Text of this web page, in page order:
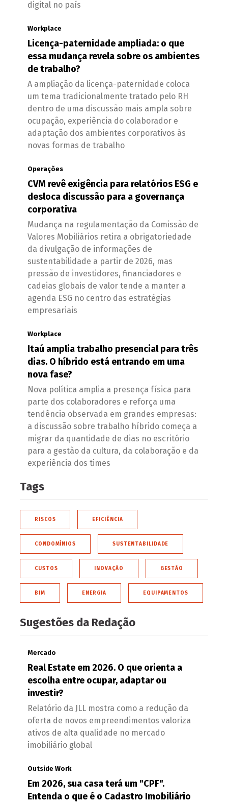
digital no país
Workplace
Licença-paternidade ampliada: o que
essa mudança revela sobre os ambientes
de trabalho?
A ampliação da licença-paternidade coloca
um tema tradicionalmente tratado pelo RH
dentro de uma discussão mais ampla sobre
ocupação, experiência do colaborador e
adaptação dos ambientes corporativos às
novas formas de trabalho
Operações
CVM revê exigência para relatórios ESG e
desloca discussão para a governança
corporativa
Mudança na regulamentação da Comissão de
Valores Mobiliários retira a obrigatoriedade
da divulgação de informações de
sustentabilidade a partir de 2026, mas
pressão de investidores, financiadores e
cadeias globais de valor tende a manter a
agenda ESG no centro das estratégias
empresariais
Workplace
Itaú amplia trabalho presencial para três
dias. O híbrido está entrando em uma
nova fase?
Nova política amplia a presença física para
parte dos colaboradores e reforça uma
tendência observada em grandes empresas:
a discussão sobre trabalho híbrido começa a
migrar da quantidade de dias no escritório
para a gestão da cultura, da colaboração e da
experiência dos times
Tags
RISCOS EFICIÊNCIA
CONDOMÍNIOS SUSTENTABILIDADE
CUSTOS INOVAÇÃO GESTÃO
BIM ENERGIA EQUIPAMENTOS
Sugestões da Redação
Mercado
Real Estate em 2026. O que orienta a
escolha entre ocupar, adaptar ou
investir?
Relatório da JLL mostra como a redução da
oferta de novos empreendimentos valoriza
ativos de alta qualidade no mercado
imobiliário global
Outside Work
Em 2026, sua casa terá um "CPF".
Entenda o que é o Cadastro Imobiliário